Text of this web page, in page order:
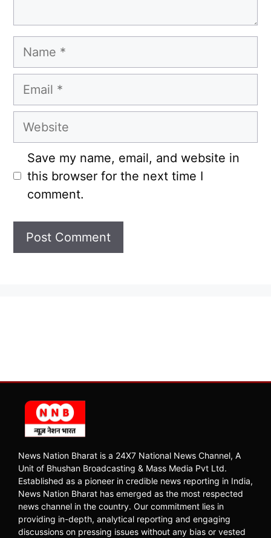
Name
Email
Website
Save my name, email, and website in
this browser for the next time I
comment.
News Nation Bharat is a 24X7 National News Channel, A
Unit of Bhushan Broadcasting & Mass Media Pvt Ltd.
Established as a pioneer in credible news reporting in India,
News Nation Bharat has emerged as the most respected
news channel in the country. Our commitment lies in
providing in-depth, analytical reporting and engaging
discussions on pressing issues without any bias or vested